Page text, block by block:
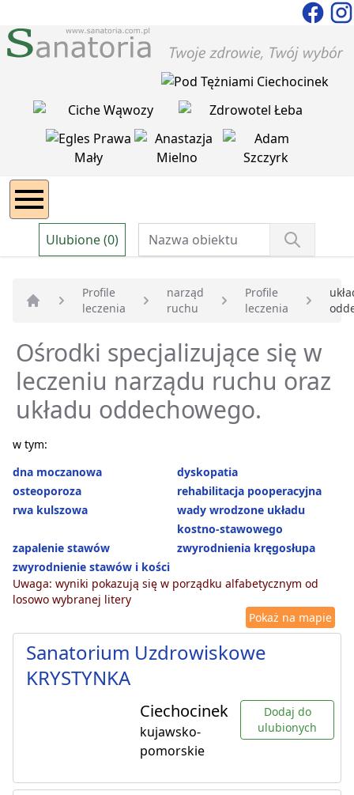
Ulubione (0)
Strona główna
Profile
leczenia
narząd
ruchu
Profile
leczenia
Ośrodki specjalizujące się w
leczeniu narządu ruchu oraz
układu oddechowego.
w tym:
dna moczanowa
dyskopatia
osteoporoza
rehabilitacja pooperacyjna
rwa kulszowa
wady wrodzone układu
kostno-stawowego
zapalenie stawów
zwyrodnienia kręgosłupa
zwyrodnienie stawów i kości
Uwaga: wyniki pokazują się w porządku alfabetycznym od
losowo wybranej litery
Pokaż na mapie
Sanatorium Uzdrowiskowe
KRYSTYNKA
Ciechocinek
kujawsko-
pomorskie
Dodaj do
ulubionych